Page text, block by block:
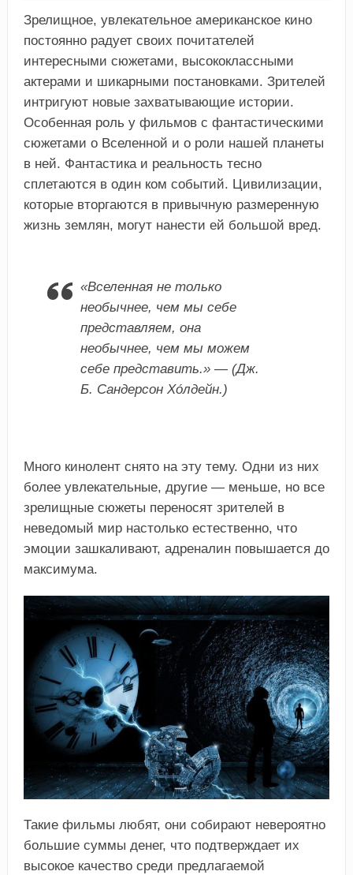
Зрелищное, увлекательное американское кино
постоянно радует своих почитателей
интересными сюжетами, высококлассными
актерами и шикарными постановками. Зрителей
интригуют новые захватывающие истории.
Особенная роль у фильмов с фантастическими
сюжетами о Вселенной и о роли нашей планеты
в ней. Фантастика и реальность тесно
сплетаются в один ком событий. Цивилизации,
которые вторгаются в привычную размеренную
жизнь землян, могут нанести ей большой вред.
«Вселенная не только
необычнее, чем мы себе
представляем, она
необычнее, чем мы можем
себе представить.» — (Дж.
Б. Сандерсон Хо́лдейн.)
Много кинолент снято на эту тему. Одни из них
более увлекательные, другие — меньше, но все
зрелищные сюжеты переносят зрителей в
неведомый мир настолько естественно, что
эмоции зашкаливают, адреналин повышается до
максимума.
Такие фильмы любят, они собирают невероятно
большие суммы денег, что подтверждает их
высокое качество среди предлагаемой